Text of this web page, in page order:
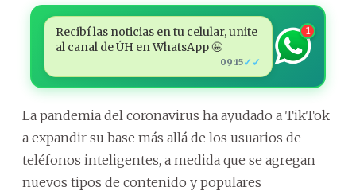
Recibí las noticias en tu celular, unite
al canal de ÚH en WhatsApp 🤩
09:15✓✓
1
La pandemia del coronavirus ha ayudado a TikTok
a expandir su base más allá de los usuarios de
teléfonos inteligentes, a medida que se agregan
nuevos tipos de contenido y populares